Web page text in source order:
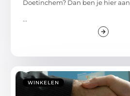
Doetinchem? Dan ben je hier aan
...
WINKELEN